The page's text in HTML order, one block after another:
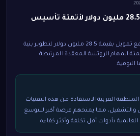
شركة Naïve تجمع 28.5 مليون دولار لأتمتة تأسيس
نجحت شركة Naïve في جمع تمويل بقيمة 28.5 مليون دولار لتطوير بنية
المهام الروتينية المعقدة المرتبطة
اليومية.
العربية الاستفادة من هذه التقنيات
والتشغيل، مما يمنحهم فرصة أكبر للتوسع
بأدوات أقل تكلفة وأكثر كفاءة.